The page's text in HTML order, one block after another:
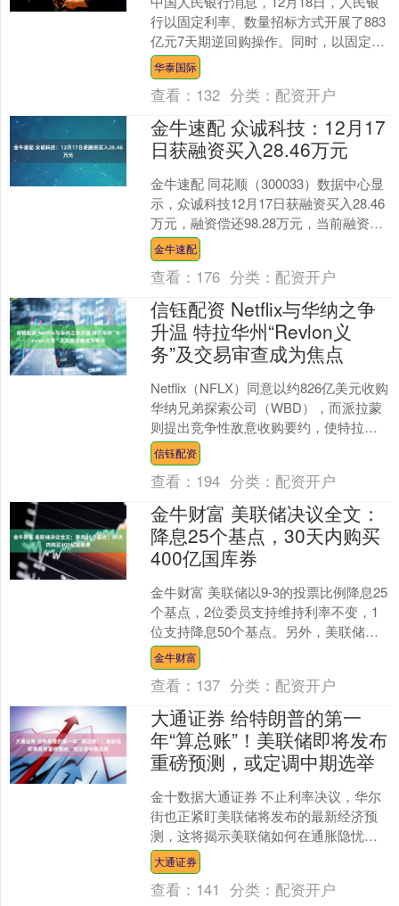
行以固定利率、数量招标方式开展了883
亿元7天期逆回购操作。同时，以固定数
量、利率招标、多重价位中标方式开展
了1000亿元....
华泰国际
查看： 132 分类： 配资开户
金牛速配 众诚科技：12月17
日获融资买入28.46万元
金牛速配 同花顺（300033）数据中心显
示，众诚科技12月17日获融资买入28.46
万元，融资偿还98.28万元，当前融资余
额901.44万元，占流通市值的0....
金牛速配
查看： 176 分类： 配资开户
信钰配资 Netflix与华纳之争
升温 特拉华州“Revlon义
务”及交易审查成为焦点
Netflix（NFLX）同意以约826亿美元收购
华纳兄弟探索公司（WBD），而派拉蒙
则提出竞争性敌意收购要约，使特拉华
州“Revlon义务”及交易审查成为焦点....
信钰配资
查看： 194 分类： 配资开户
金牛财富 美联储决议全文：
降息25个基点，30天内购买
400亿国库券
金牛财富 美联储以9-3的投票比例降息25
个基点，2位委员支持维持利率不变，1
位支持降息50个基点。另外，美联储重
启购债，30天内将购买400亿美元国库券
以维持....
金牛财富
查看： 137 分类： 配资开户
大通证券 给特朗普的第一
年“算总账”！美联储即将发布
重磅预测，或定调中期选举
金十数据大通证券 不止利率决议，华尔
街也正紧盯美联储将发布的最新经济预
测，这将揭示美联储如何在通胀隐忧与
增长放缓之间寻找平衡，以及鲍威尔的
继任者将面临怎样的开局....
大通证券
查看： 141 分类： 配资开户